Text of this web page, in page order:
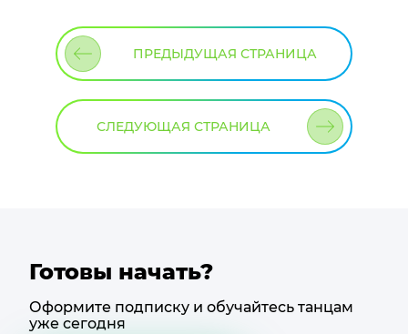
ПРЕДЫДУЩАЯ СТРАНИЦА
СЛЕДУЮЩАЯ СТРАНИЦА
Готовы начать?
Оформите подписку и обучайтесь танцам
уже сегодня